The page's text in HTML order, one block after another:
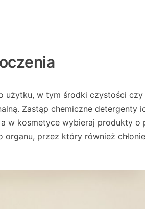
użytku, w tym środki czystości
Zastąp chemiczne detergenty
w kosmetyce wybieraj produkty o
organu, przez który również